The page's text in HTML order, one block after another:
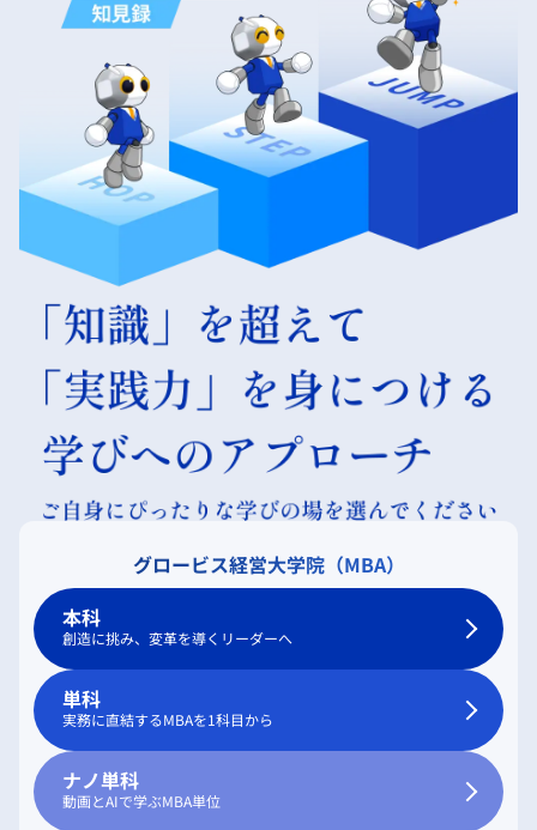
グロービス経営大学院（MBA）
本科
創造に挑み、変革を導くリーダーへ
単科
実務に直結するMBAを1科目から
ナノ単科
動画とAIで学ぶMBA単位